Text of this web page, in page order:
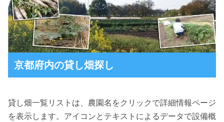
京都府内の貸し畑探し
貸し畑一覧リストは、農園名をクリックで詳細情報ページ
を表示します。アイコンとテキストによるデータで設備概